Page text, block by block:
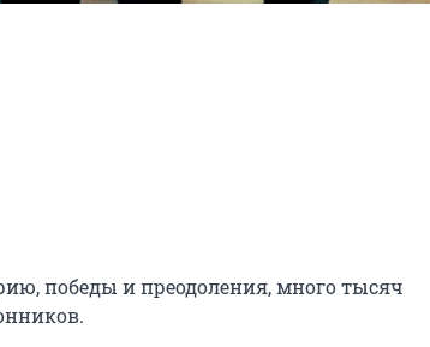
победы и преодоления, много тысяч